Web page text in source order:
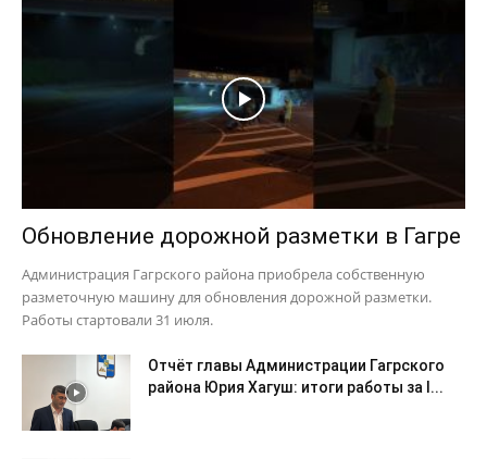
Обновление дорожной разметки в Гагре
Администрация Гагрского района приобрела собственную
разметочную машину для обновления дорожной разметки.
Работы стартовали 31 июля.
Отчёт главы Администрации Гагрского
района Юрия Хагуш: итоги работы за I...